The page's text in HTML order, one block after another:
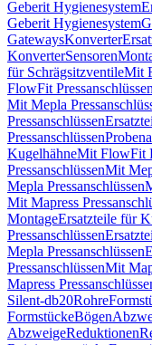
Geberit Hygienesystem
Geberit Hygienesystem
GatewaysKonverter
KonverterSensoren
für SchrägsitzventileMit
FlowFit Pressanschlüssen
Mit Mepla
Pressanschlüssen
Pressanschlüssen
KugelhähneMit FlowFit
PressanschlüssenMit
Mepla Pressanschlüssen
Mit Mapress
MontageErsatzteile für
Pressanschlüssen
Mepla Pressanschlüssen
PressanschlüssenMit
Mapress
Silent-db20Rohre
FormstückeBögen
AbzweigeReduktionen